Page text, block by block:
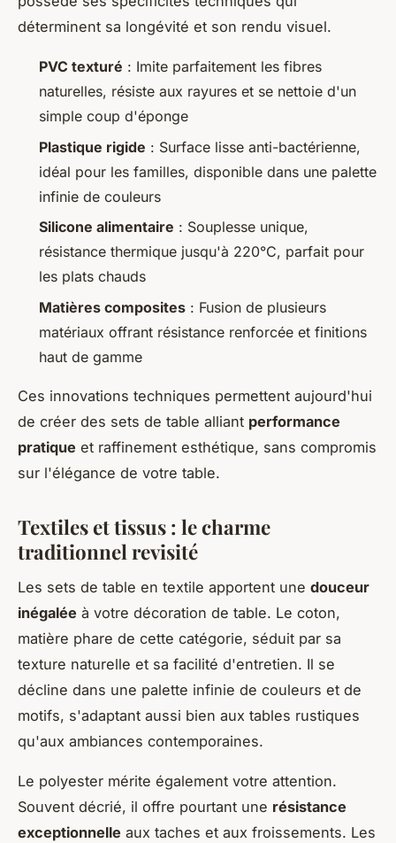
déterminent sa longévité et son rendu visuel.
PVC texturé : Imite parfaitement les fibres
naturelles, résiste aux rayures et se nettoie d'un
simple coup d'éponge
Plastique rigide : Surface lisse anti-bactérienne,
idéal pour les familles, disponible dans une palette
infinie de couleurs
Silicone alimentaire : Souplesse unique,
résistance thermique jusqu'à 220°C, parfait pour
les plats chauds
Matières composites : Fusion de plusieurs
matériaux offrant résistance renforcée et finitions
haut de gamme
Ces innovations techniques permettent aujourd'hui
de créer des sets de table alliant performance
pratique et raffinement esthétique, sans compromis
sur l'élégance de votre table.
Textiles et tissus : le charme
traditionnel revisité
Les sets de table en textile apportent une douceur
inégalée à votre décoration de table. Le coton,
matière phare de cette catégorie, séduit par sa
texture naturelle et sa facilité d'entretien. Il se
décline dans une palette infinie de couleurs et de
motifs, s'adaptant aussi bien aux tables rustiques
qu'aux ambiances contemporaines.
Le polyester mérite également votre attention.
Souvent décrié, il offre pourtant une résistance
exceptionnelle aux taches et aux froissements. Les